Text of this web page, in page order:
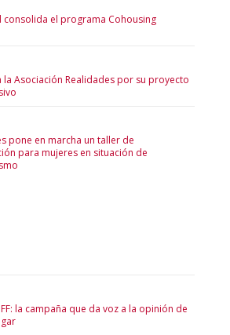
consolida el programa Cohousing
la Asociación Realidades por su proyecto
pone en marcha un taller de
para mujeres en situación de
la campaña que da voz a la opinión de